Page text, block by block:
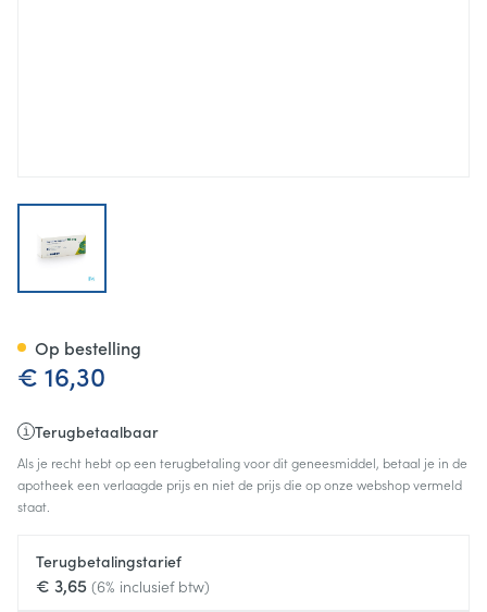
€ 16,30
Terugbetaalbaar
Als je recht hebt op een terugbetaling voor dit geneesmiddel, betaal je in de
apotheek een verlaagde prijs en niet de prijs die op onze webshop vermeld
staat.
Terugbetalingstarief
€ 3,65 (6% inclusief btw)
Op bestelling